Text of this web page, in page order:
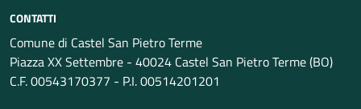
CONTATTI
Comune di Castel San Pietro Terme
Piazza XX Settembre - 40024 Castel San Pietro Terme (BO)
C.F. 00543170377 - P.I. 00514201201